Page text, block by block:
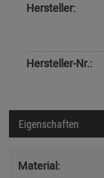
Hersteller:
Hersteller-Nr.:
Eigenschaften
Material: